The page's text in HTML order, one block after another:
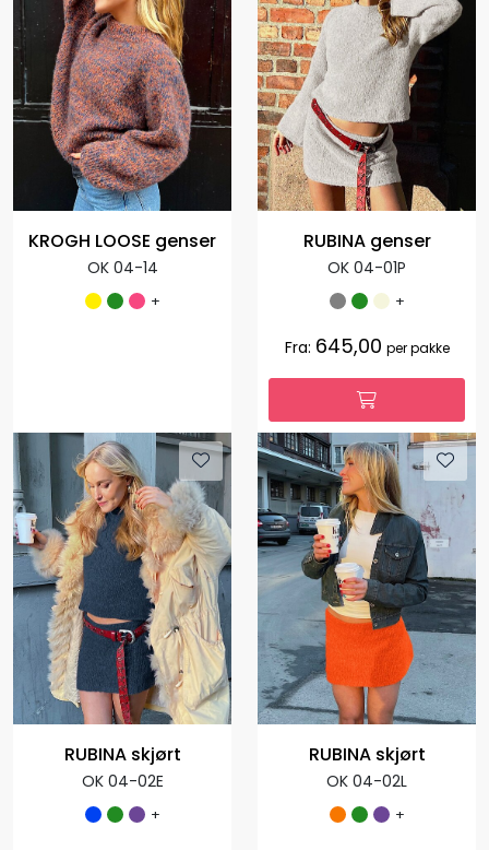
KROGH LOOSE genser
OK 04-14
+
RUBINA genser
OK 04-01P
+
Fra: 645,00 per pakke
RUBINA skjørt
OK 04-02E
+
RUBINA skjørt
OK 04-02L
+